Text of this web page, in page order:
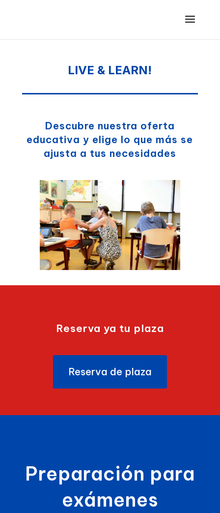
LIVE & LEARN!
Descubre nuestra oferta
educativa y elige lo que más se
ajusta a tus necesidades
Reserva ya tu plaza
Reserva de plaza
Preparación para
exámenes